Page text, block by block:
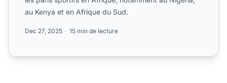
au Kenya et en Afrique du Sud.
Dec 27, 2025 15 min de lecture